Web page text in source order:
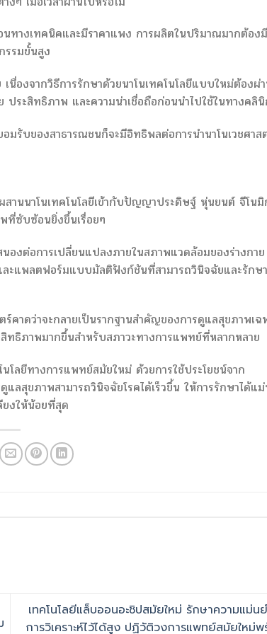
ทางเทคนิคและมีราคาแพง การผลิตในปริมาณมากต้องมี
รรมขั้นสูง
องจากวิธีการรักษาด้วยนาโนเทคโนโลยีแบบใหม่ต้องผ่
ระสิทธิภาพ และความน่าเชื่อถือก่อนนำไปใช้ในทางคลิ
รับของสาธารณชนก็จะมีอิทธิพลต่อการนำนาโนเวชศาส
านนาโนเทคโนโลยีเข้ากับปัญญาประดิษฐ์ หุ่นยนต์ จีโน
ที่ซับซ้อนยิ่งขึ้นเรื่อยๆ
งต่อการเปลี่ยนแปลงภายในสภาพแวดล้อมของร่างกา
ะแพลตฟอร์มแบบมัลติฟังก์ชันที่สามารถวินิจฉัยและรักษา
ร์คาดว่าจะกลายเป็นรากฐานสำคัญของการดูแลสุขภาพเฉ
ทธิภาพมากขึ้นสำหรับสภาวะทางการแพทย์ที่หลากหลาย
โลยีทางการแพทย์สมัยใหม่ ด้วยการใช้ประโยชน์จาก
ลสุขภาพสามารถวินิจฉัยโรคได้เร็วขึ้น ให้การรักษาได้แ
งให้น้อยที่สุด
เทคโนโลยีแล็บออนอะชิปสมัยใหม่ รักษาความแม่น
การวิเคราะห์ไว้ได้สูง ปฏิวัติวงการแพทย์สมัยใหม่พ